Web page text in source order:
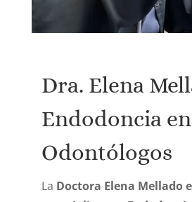
Dra. Elena
Endodoncia
Odontólogos
La Doctora Elena Mellado